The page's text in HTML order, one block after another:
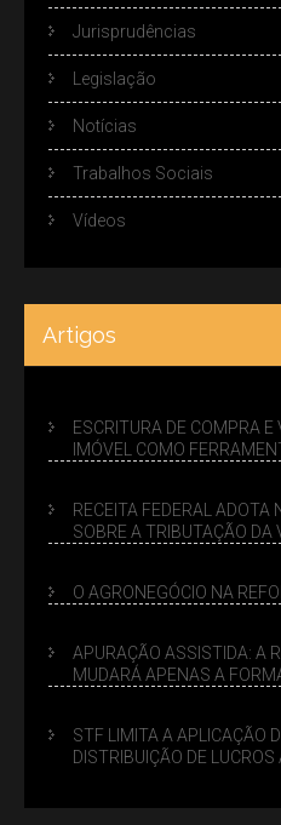
Jurisprudências
Legislação
Notícias
Trabalhos Sociais
Vídeos
Artigos
ESCRITURA DE COMPRA E
IMÓVEL COMO
RECEITA FEDERAL
SOBRE A TRIBUTAÇÃO DA
O AGRONEGÓCIO NA
APURAÇÃO ASSISTIDA: A
MUDARÁ APENAS A
STF LIMITA A APLICAÇÃO
DISTRIBUIÇÃO DE